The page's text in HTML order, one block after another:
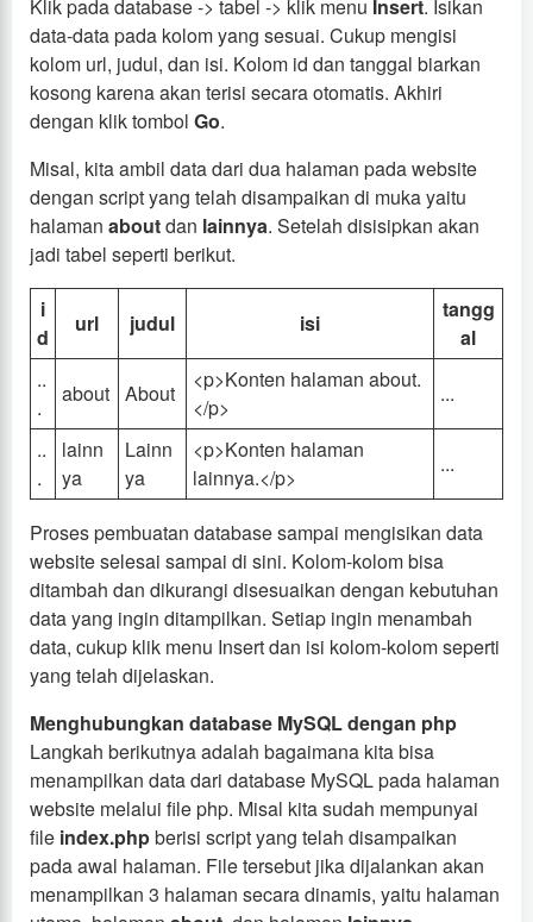
Klik pada database -> tabel -> klik menu Insert. Isikan
data-data pada kolom yang sesuai. Cukup mengisi
kolom url, judul, dan isi. Kolom id dan tanggal biarkan
kosong karena akan terisi secara otomatis. Akhiri
dengan klik tombol Go.
Misal, kita ambil data dari dua halaman pada website
dengan script yang telah disampaikan di muka yaitu
halaman aboutdan lainnya. Setelah disisipkan akan
jadi tabel seperti berikut.
i
d
url judul isi
tangg
al
..
.
about About
<p>Konten halaman about.
</p>
...
..
.
lainn
ya
Lainn
ya
<p>Konten halaman
lainnya.</p>
...
Proses pembuatan database sampai mengisikan data
website selesai sampai di sini. Kolom-kolom bisa
ditambah dan dikurangi disesuaikan dengan kebutuhan
data yang ingin ditampilkan. Setiap ingin menambah
data, cukup klik menu Insert dan isi kolom-kolom seperti
yang telah dijelaskan.
Menghubungkan database MySQL dengan php
Langkah berikutnya adalah bagaimana kita bisa
menampilkan data dari database MySQL pada halaman
website melalui file php. Misal kita sudah mempunyai
file index.phpberisi script yang telah disampaikan
pada awal halaman. File tersebut jika dijalankan akan
menampilkan 3 halaman secara dinamis, yaitu halaman